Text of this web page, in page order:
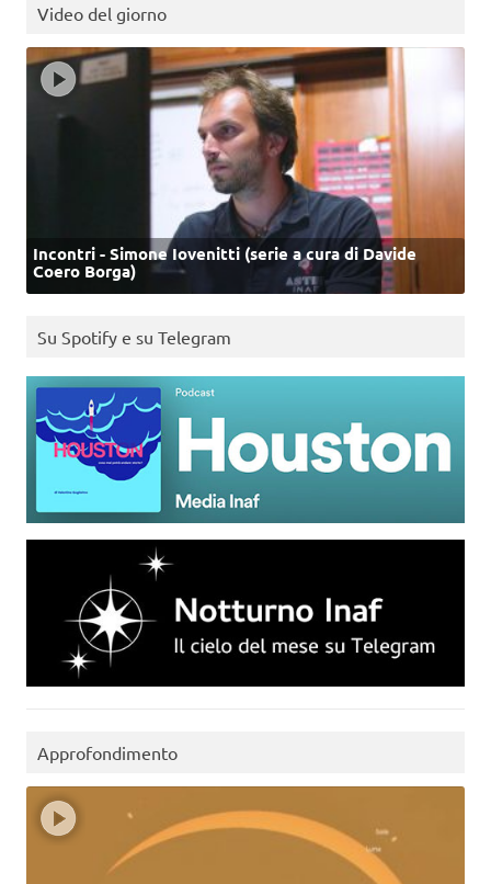
Video del giorno
Incontri - Simone Iovenitti (serie a cura di Davide
Coero Borga)
Su Spotify e su Telegram
Approfondimento